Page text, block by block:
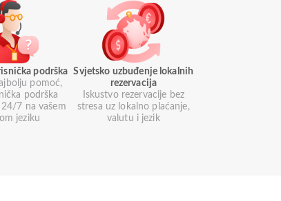
podrška
pomoć,
podrška
7 na vašem
jeziku
Svjetsko uzbuđenje lokalnih
rezervacija
Iskustvo rezervacije bez
stresa uz lokalno plaćanje,
valutu i jezik